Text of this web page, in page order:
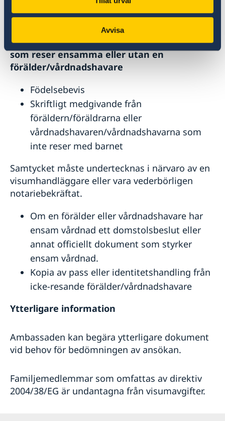
Avvisa
bosätta sig i Sverige i enlighet med EU:s
regler om fri rörlighet.
Dokument som rör minderåriga (under 18 år)
som reser ensamma eller utan en
förälder/vårdnadshavare
Födelsebevis
Skriftligt medgivande från
föräldern/föräldrarna eller
vårdnadshavaren/vårdnadshavarna som
inte reser med barnet
Samtycket måste undertecknas i närvaro av en
visumhandläggare eller vara vederbörligen
notariebekräftat.
Om en förälder eller vårdnadshavare har
ensam vårdnad ett domstolsbeslut eller
annat officiellt dokument som styrker
ensam vårdnad.
Kopia av pass eller identitetshandling från
icke-resande förälder/vårdnadshavare
Ytterligare information
Ambassaden kan begära ytterligare dokument
vid behov för bedömningen av ansökan.
Familjemedlemmar som omfattas av direktiv
2004/38/EG är undantagna från visumavgifter.